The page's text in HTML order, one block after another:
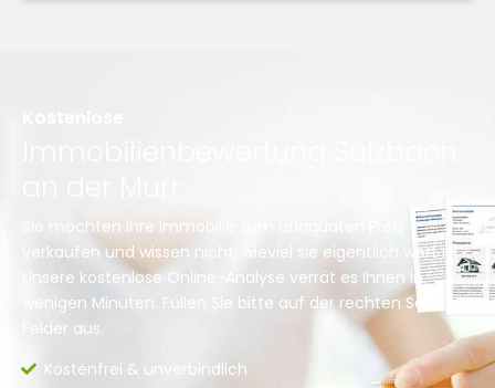
Sie möchten Ihre Immobilie zum adäquaten Preis
verkaufen und wissen nicht, wieviel sie eigentlich wert ist?
Unsere kostenlose Online-Analyse verrät es Ihnen in
wenigen Minuten. Füllen Sie bitte auf der rechten Seite die
Felder aus.
Kostenfrei & unverbindlich